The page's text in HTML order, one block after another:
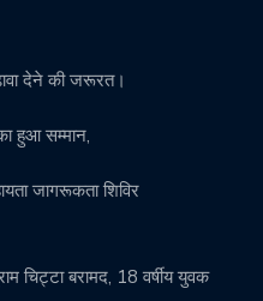
देने की जरूरत।
हुआ सम्मान,
जागरूकता शिविर
चिट्टा बरामद, 18 वर्षीय युवक